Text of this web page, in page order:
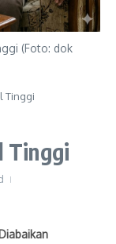
(Foto: dok
Tinggi
Tinggi